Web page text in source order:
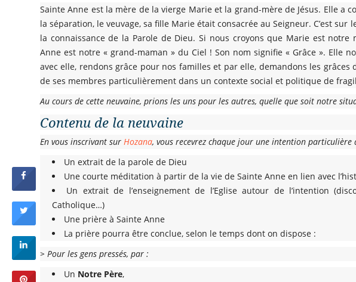
Sainte Anne est la mère de la vierge Marie et la grand-mère de Jésus. Elle a
la séparation, le veuvage, sa fille Marie était consacrée au Seigneur. C’est
la connaissance de la Parole de Dieu. Si nous croyons que Marie est
Anne est notre « grand-maman » du Ciel ! Son nom signifie « Grâce ». Elle
avec elle, rendons grâce pour nos familles et par elle, demandons les
de ses membres particulièrement dans un contexte social et politique de
Au cours de cette neuvaine, prions les uns pour les autres, quelle que soit notre
Contenu de la neuvaine
En vous inscrivant sur Hozana, vous recevrez chaque jour une intention particulière
Un extrait de la parole de Dieu
Une courte méditation à partir de la vie de Sainte Anne en lien avec
Un extrait de l’enseignement de l’Eglise autour de l’intention
Catholique…)
Une prière à Sainte Anne
La prière pourra être conclue, selon le temps dont on dispose :
> Pour les gens pressés, par :
Un Notre Père,